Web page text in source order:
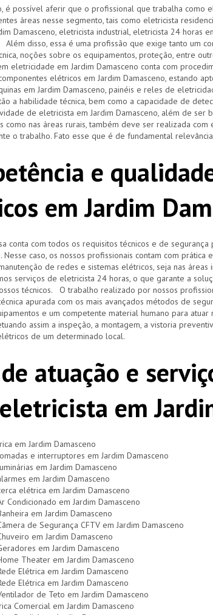
é possível aferir que o profissional que trabalha como
áreas nesse segmento, tais como eletricista
Damasceno, eletricista industrial, eletricista 24 horas
disso, essa é uma profissão que exige tanto um
noções sobre os equipamentos, proteção, entre
eletricidade em Jardim Damasceno conta com
elétricos em Jardim Damasceno, estando
em Jardim Damasceno, painéis e reles de
a habilidade técnica, bem como a capacidade de
de eletricista em Jardim Damasceno, além de ser
como nas áreas rurais, também deve ser realizada
o trabalho. Fato esse que é de fundamental
e
em Jardim
conta com todos os requisitos técnicos e de
caso, os nossos profissionais contam com prática
de redes e sistemas elétricos, seja nas áreas
serviços de eletricista 24 horas, o que garante a
técnicos. O trabalho realizado por nossos
apurada com os mais avançados métodos de
e um competente material humano para
assim a inspeção, a montagem, a vistoria
de um determinado local.
atuação e
em
em Jardim Damasceno
e interruptores em Jardim Damasceno
em Jardim Damasceno
em Jardim Damasceno
elétrica em Jardim Damasceno
Condicionado em Jardim Damasceno
em Jardim Damasceno
de Segurança CFTV em Jardim Damasceno
em Jardim Damasceno
em Jardim Damasceno
Theater em Jardim Damasceno
Elétrica em Jardim Damasceno
Elétrica em Jardim Damasceno
de Teto em Jardim Damasceno
Comercial em Jardim Damasceno